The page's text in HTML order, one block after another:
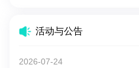
活动与公告
2026-07-24